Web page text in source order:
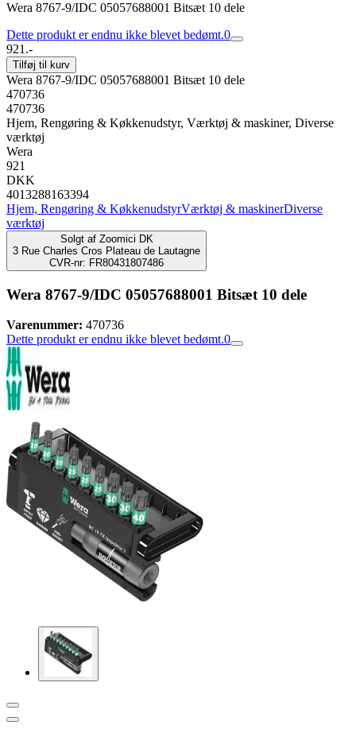
Wera 8767-9/IDC 05057688001 Bitsæt 10 dele
Dette produkt er endnu ikke blevet bedømt.0
921.-
Tilføj til kurv
Wera 8767-9/IDC 05057688001 Bitsæt 10 dele
470736
470736
Hjem, Rengøring & Køkkenudstyr, Værktøj & maskiner, Diverse
værktøj
Wera
921
DKK
4013288163394
Hjem, Rengøring & KøkkenudstyrVærktøj & maskinerDiverse
værktøj
Solgt af Zoomici DK
3 Rue Charles Cros Plateau de Lautagne
CVR-nr: FR80431807486
Wera 8767-9/IDC 05057688001 Bitsæt 10 dele
Varenummer: 470736
Dette produkt er endnu ikke blevet bedømt.0